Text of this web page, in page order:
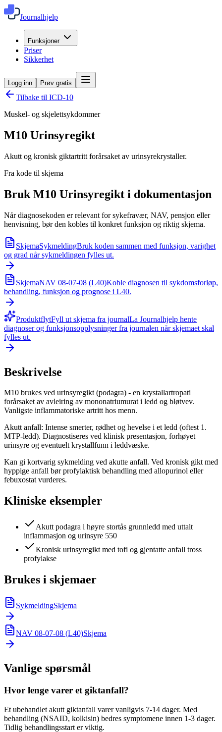
Journalhjelp
Funksjoner
Priser
Sikkerhet
Logg inn Prøv gratis
Tilbake til ICD-10
Muskel- og skjelettsykdommer
M10 Urinsyregikt
Akutt og kronisk giktartritt forårsaket av urinsyrekrystaller.
Fra kode til skjema
Bruk M10 Urinsyregikt i dokumentasjon
Når diagnosekoden er relevant for sykefravær, NAV, pensjon eller
henvisning, bør den kobles til konkret funksjon og riktig skjema.
SkjemaSykmeldingBruk koden sammen med funksjon, varighet
og grad når sykmeldingen fylles ut.
SkjemaNAV 08-07-08 (L40)Koble diagnosen til sykdomsforløp,
behandling, funksjon og prognose i L40.
ProduktflytFyll ut skjema fra journalLa Journalhjelp hente
diagnoser og funksjonsopplysninger fra journalen når skjemaet skal
fylles ut.
Beskrivelse
M10 brukes ved urinsyregikt (podagra) - en krystallartropati
forårsaket av avleiring av mononatriumurat i ledd og bløtvev.
Vanligste inflammatoriske artritt hos menn.
Akutt anfall: Intense smerter, rødhet og hevelse i et ledd (oftest 1.
MTP-ledd). Diagnostiseres ved klinisk presentasjon, forhøyet
urinsyre og eventuelt krystallfunn i leddvæske.
Kan gi kortvarig sykmelding ved akutte anfall. Ved kronisk gikt med
hyppige anfall bør profylaktisk behandling med allopurinol eller
febuxostat vurderes.
Kliniske eksempler
Akutt podagra i høyre stortås grunnledd med uttalt
inflammasjon og urinsyre 550
Kronisk urinsyregikt med tofi og gjentatte anfall tross
profylakse
Brukes i skjemaer
SykmeldingSkjema
NAV 08-07-08 (L40)Skjema
Vanlige spørsmål
Hvor lenge varer et giktanfall?
Et ubehandlet akutt giktanfall varer vanligvis 7-14 dager. Med
behandling (NSAID, kolkisin) bedres symptomene innen 1-3 dager.
Tidlig behandlingsstart er viktig.